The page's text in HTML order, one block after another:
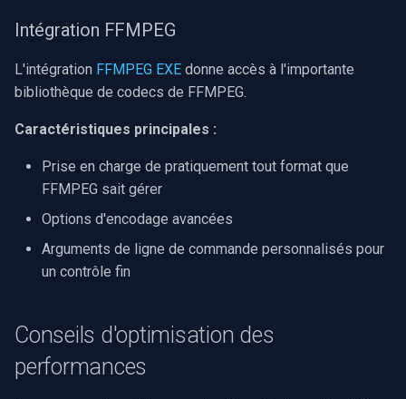
Intégration FFMPEG
L'intégration FFMPEG EXE donne accès à l'importante
bibliothèque de codecs de FFMPEG.
Caractéristiques principales :
Prise en charge de pratiquement tout format que
FFMPEG sait gérer
Options d'encodage avancées
Arguments de ligne de commande personnalisés pour
un contrôle fin
Conseils d'optimisation des
performances